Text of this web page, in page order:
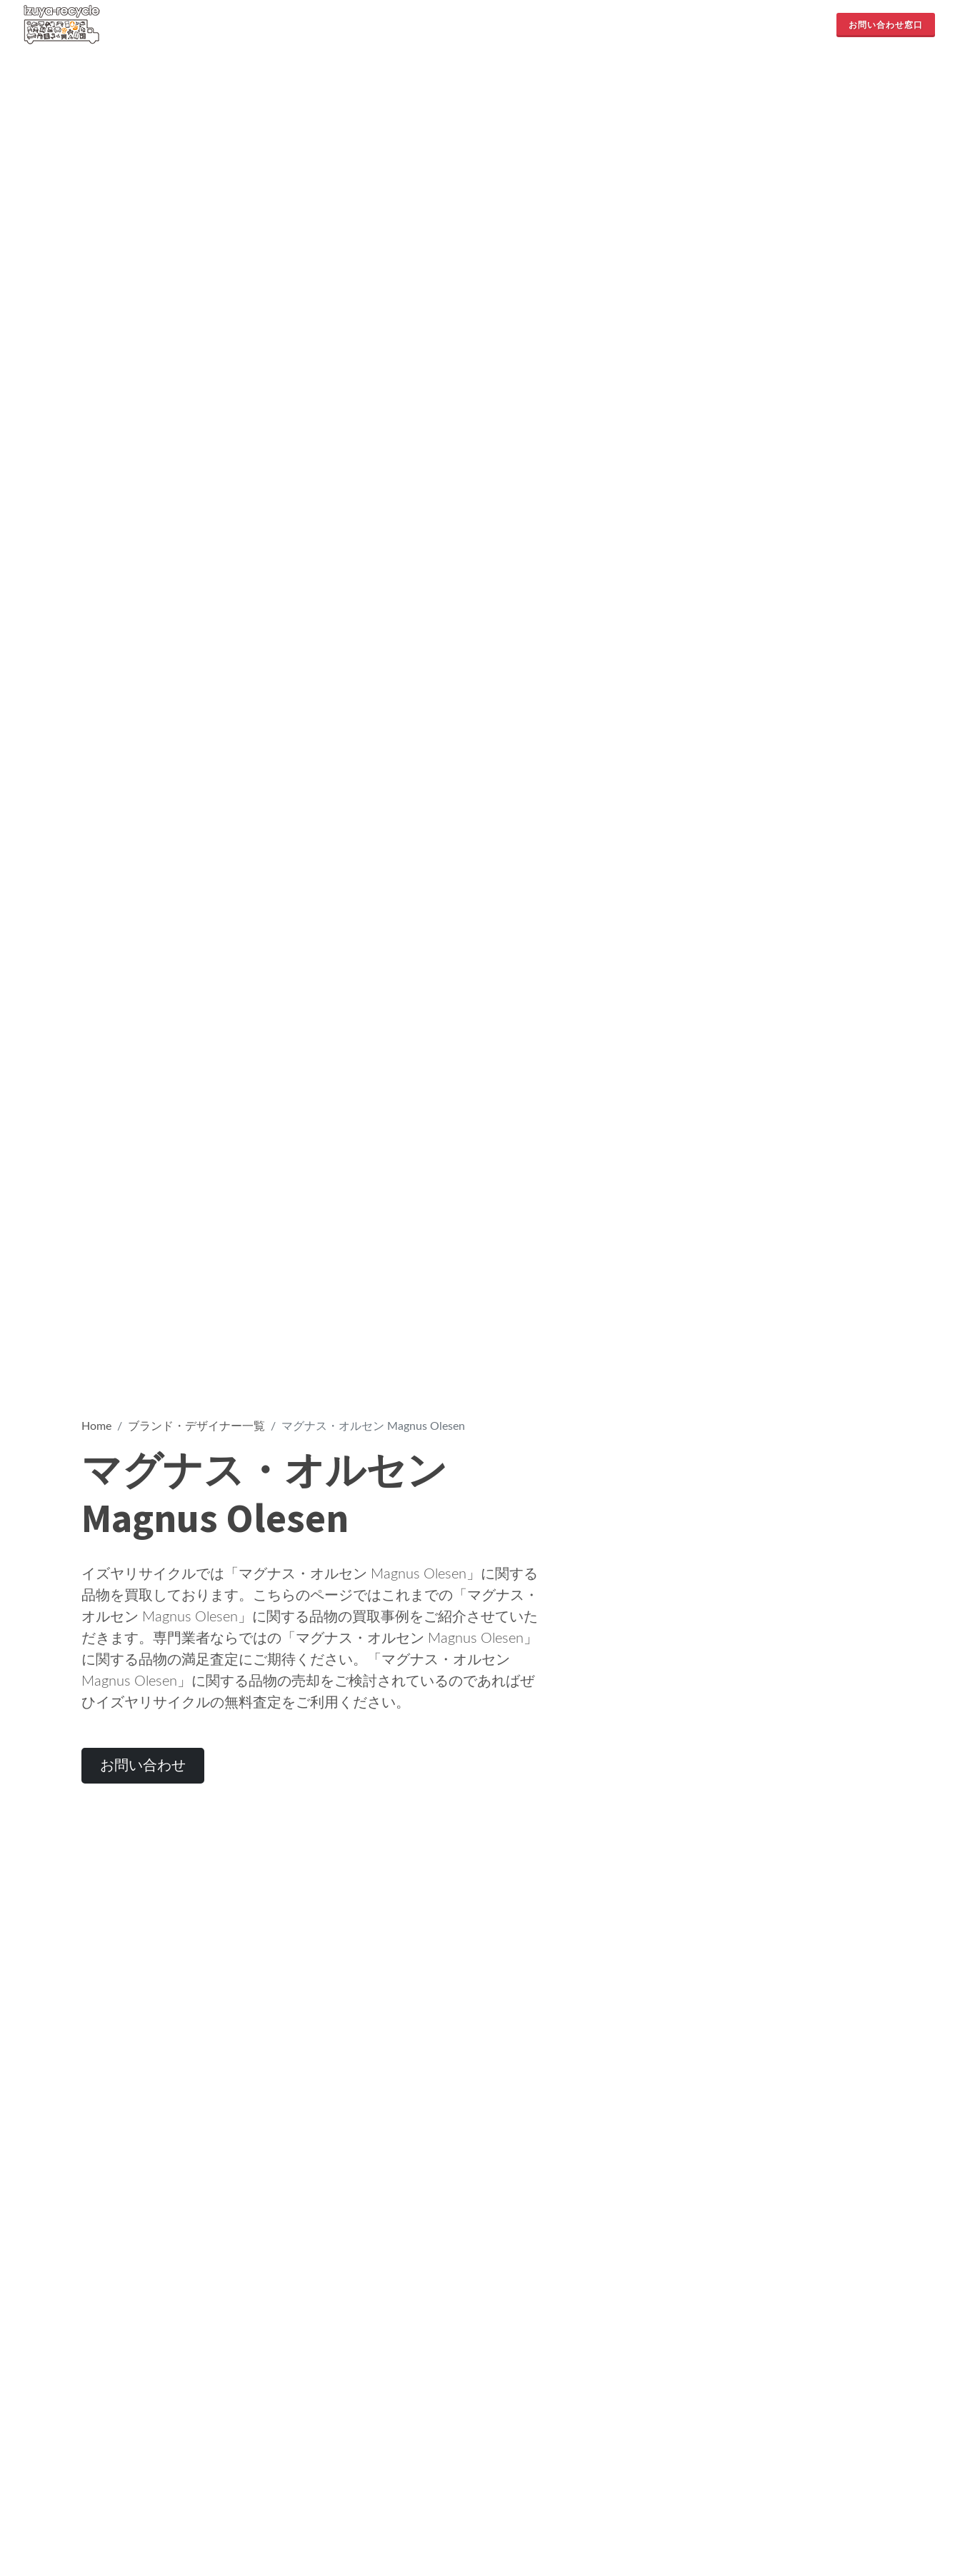
お問い合わせ窓口
Home ブランド・デザイナー一覧 マグナス・オルセン Magnus Olesen
マグナス・オルセン
Magnus Olesen
イズヤリサイクルでは「マグナス・オルセン Magnus Olesen」に関する
品物を買取しております。こちらのページではこれまでの「マグナス・
オルセン Magnus Olesen」に関する品物の買取事例をご紹介させていた
だきます。専門業者ならではの「マグナス・オルセン Magnus Olesen」
に関する品物の満足査定にご期待ください。「マグナス・オルセン
Magnus Olesen」に関する品物の売却をご検討されているのであればぜ
ひイズヤリサイクルの無料査定をご利用ください。
お問い合わせ